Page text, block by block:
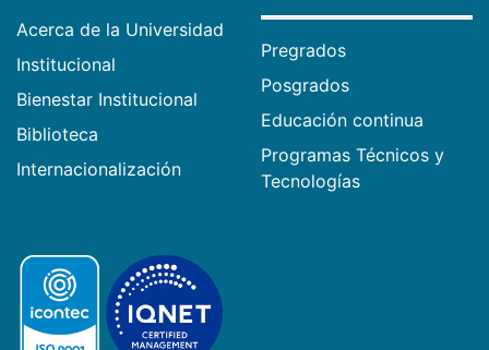
Acerca de la Universidad
Institucional
Bienestar Institucional
Biblioteca
Internacionalización
Pregrados
Posgrados
Educación continua
Programas Técnicos y
Tecnologías